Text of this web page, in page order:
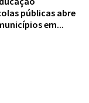
públicas abre
em...